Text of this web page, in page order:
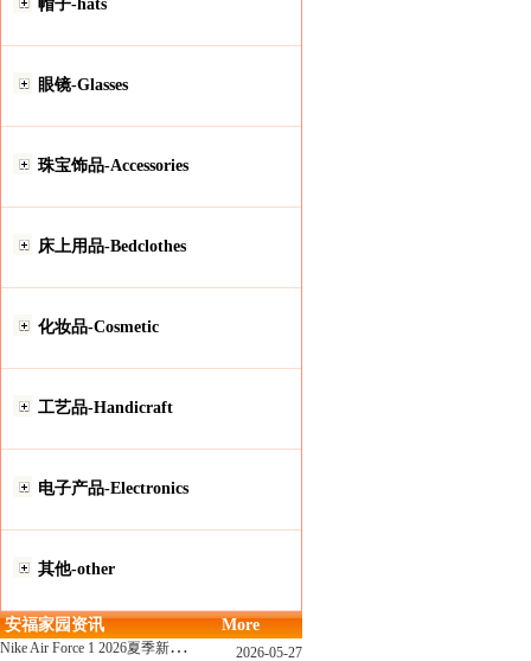
帽子-hats
眼镜-Glasses
珠宝饰品-Accessories
床上用品-Bedclothes
化妆品-Cosmetic
工艺品-Handicraft
电子产品-Electronics
其他-other
安福家园资讯 More
N
ike Air Force 1 2026夏季新配色惊艳登场！经典鞋型焕发新生！ 2026-05-27